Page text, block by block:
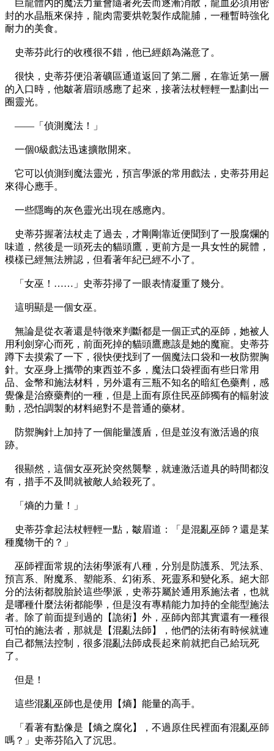
巨龍體內的魔法力量會隨著死去而逐漸消散，龍血必須用密
封的水晶瓶來保持，龍肉需要烘乾製作成龍脯，一種暫時強化
耐力的美食。
史蒂芬此行的收穫很不錯，他已經頗為滿意了。
很快，史蒂芬便沿著礦區通道返回了第二層，在靠近第一層
的入口時，他皺著眉頭感應了起來，接著法杖輕輕一點劃出一
圈靈光。
——「偵測魔法！」
一個0級戲法迅速擴散開來。
它可以偵測到魔法靈光，預言學派的常用戲法，史蒂芬用起
來得心應手。
一些隱晦的灰色靈光出現在感應內。
史蒂芬握著法杖走了過去，才剛剛靠近便聞到了一股腐爛的
味道，然後是一頭死去的貓頭鷹，更前方是一具女性的屍體，
模樣已經無法辨認，但看著年紀已經不小了。
「女巫！……」史蒂芬掃了一眼表情凝重了幾分。
這明顯是一個女巫。
無論是從衣著還是特徵來判斷都是一個正式的巫師，她被人
用利劍穿心而死，前面死掉的貓頭鷹應該是她的魔寵。史蒂芬
蹲下去摸索了一下，很快便找到了一個魔法口袋和一枚防禦胸
針。女巫身上攜帶的東西並不多，魔法口袋裡面有些日常用
品、金幣和施法材料，另外還有三瓶不知名的暗紅色藥劑，感
覺像是治療藥劑的一種，但是上面有原住民巫師獨有的輻射波
動，恐怕調製的材料絕對不是普通的藥材。
防禦胸針上加持了一個能量護盾，但是並沒有激活過的痕
跡。
很顯然，這個女巫死於突然襲擊，就連激活道具的時間都沒
有，措手不及間就被敵人給殺死了。
「熵的力量！」
史蒂芬拿起法杖輕輕一點，皺眉道：「是混亂巫師？還是某
種魔物干的？」
巫師裡面常規的法術學派有八種，分別是防護系、咒法系、
預言系、附魔系、塑能系、幻術系、死靈系和變化系。絕大部
分的法術都脫胎於這些學派，史蒂芬屬於通用系施法者，也就
是哪種什麼法術都能學，但是沒有專精能力加持的全能型施法
者。除了前面提到過的【詭術】外，巫師內部其實還有一種很
可怕的施法者，那就是【混亂法師】，他們的法術有時候就連
自己都無法控制，很多混亂法師成長起來前就把自己給玩死
了。
但是！
這些混亂巫師也是使用【熵】能量的高手。
「看著有點像是【熵之腐化】，不過原住民裡面有混亂巫師
嗎？」史蒂芬陷入了沉思。